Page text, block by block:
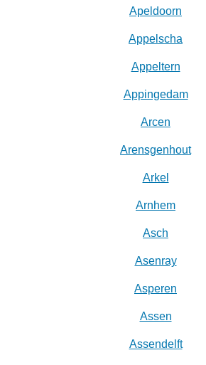
Apeldoorn
Appelscha
Appeltern
Appingedam
Arcen
Arensgenhout
Arkel
Arnhem
Asch
Asenray
Asperen
Assen
Assendelft